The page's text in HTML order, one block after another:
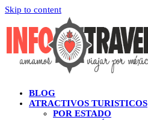
Skip to content
BLOG
ATRACTIVOS TURISTICOS
POR ESTADO